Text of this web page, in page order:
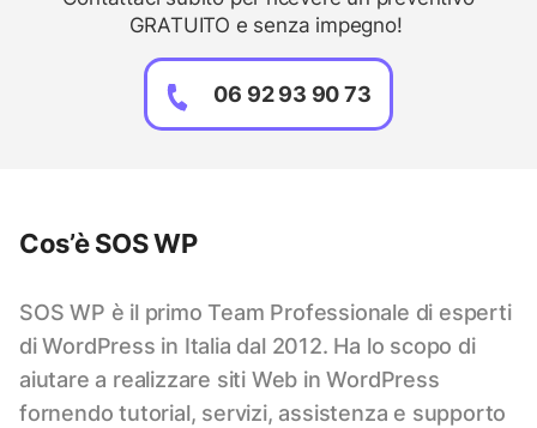
GRATUITO e senza impegno!
06 92 93 90 73
Cos’è SOS WP
SOS WP è il primo Team Professionale di esperti
di WordPress in Italia dal 2012. Ha lo scopo di
aiutare a realizzare siti Web in WordPress
fornendo tutorial, servizi, assistenza e supporto